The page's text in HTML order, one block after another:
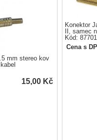
mm stereo kov
15,00 Kč
Konektor
II, samec
Kód:
Cena s